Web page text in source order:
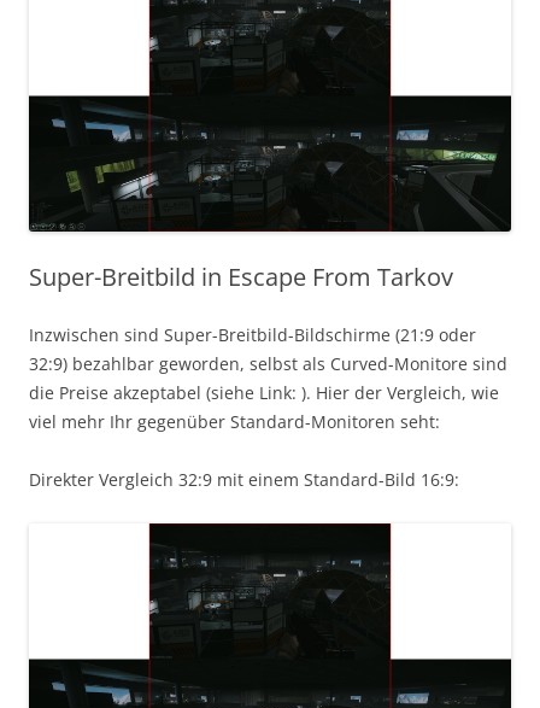
Super-Breitbild in Escape From Tarkov
Inzwischen sind Super-Breitbild-Bildschirme (21:9 oder
32:9) bezahlbar geworden, selbst als Curved-Monitore sind
die Preise akzeptabel (siehe Link: ). Hier der Vergleich, wie
viel mehr Ihr gegenüber Standard-Monitoren seht:
Direkter Vergleich 32:9 mit einem Standard-Bild 16:9: